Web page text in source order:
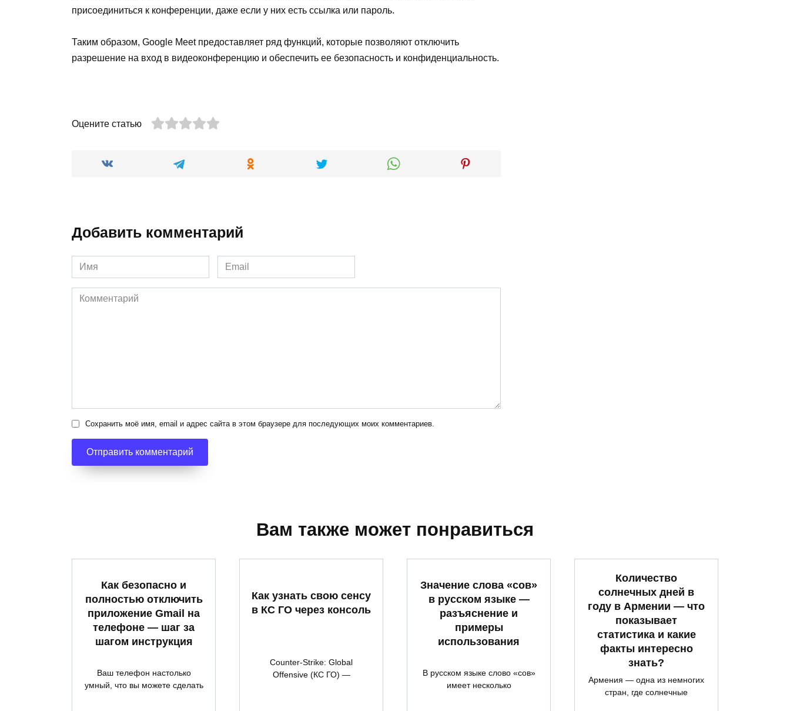
присоединиться к конференции, даже если у них есть ссылка или пароль.
Таким образом, Google Meet предоставляет ряд функций, которые позволяют отключить
разрешение на вход в видеоконференцию и обеспечить ее безопасность и конфиденциальность.
Оцените статью
Добавить комментарий
Имя
*
Email
*
Комментарий
Сохранить моё имя, email и адрес сайта в этом браузере для последующих моих комментариев.
Вам также может понравиться
Как безопасно и
полностью отключить
приложение Gmail на
телефоне — шаг за
шагом инструкция
Ваш телефон настолько
умный, что вы можете сделать
Как узнать свою сенсу
в КС ГО через консоль
Counter-Strike: Global
Offensive (КС ГО) —
Значение слова «сов»
в русском языке —
разъяснение и
примеры
использования
В русском языке слово «сов»
имеет несколько
Количество
солнечных дней в
году в Армении — что
показывает
статистика и какие
факты интересно
знать?
Армения — одна из немногих
стран, где солнечные